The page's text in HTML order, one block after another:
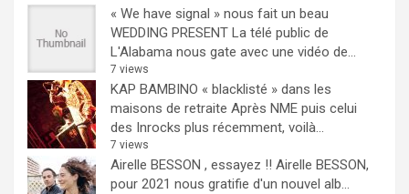
« We have signal » nous fait un beau
WEDDING PRESENT La télé public de
L'Alabama nous gate avec une vidéo de...
7 views
KAP BAMBINO « blacklisté » dans les
maisons de retraite Après NME puis celui
des Inrocks plus récemment, voilà...
7 views
Airelle BESSON , essayez !! Airelle BESSON,
pour 2021 nous gratifie d'un nouvel alb...